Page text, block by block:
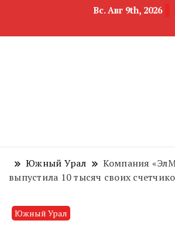
Вс. Авг 9th, 2026
Южный Урал
Компания
выпустила 10 тысяч своих
Южный Урал